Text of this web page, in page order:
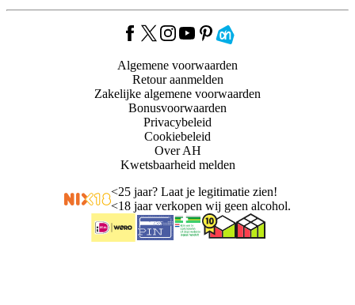
Algemene voorwaarden
Retour aanmelden
Zakelijke algemene voorwaarden
Bonusvoorwaarden
Privacybeleid
Cookiebeleid
Over AH
Kwetsbaarheid melden
<25 jaar? Laat je legitimatie zien!
<18 jaar verkopen wij geen alcohol.